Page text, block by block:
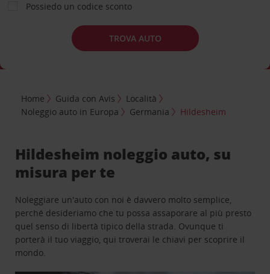
Possiedo un codice sconto
TROVA AUTO
Home Guida con Avis
Località
Noleggio auto in Europa
Germania Hildesheim
Hildesheim noleggio auto, su
misura per te
Noleggiare un'auto con noi è davvero molto semplice,
perché desideriamo che tu possa assaporare al più presto
quel senso di libertà tipico della strada. Ovunque ti
porterà il tuo viaggio, qui troverai le chiavi per scoprire il
mondo.